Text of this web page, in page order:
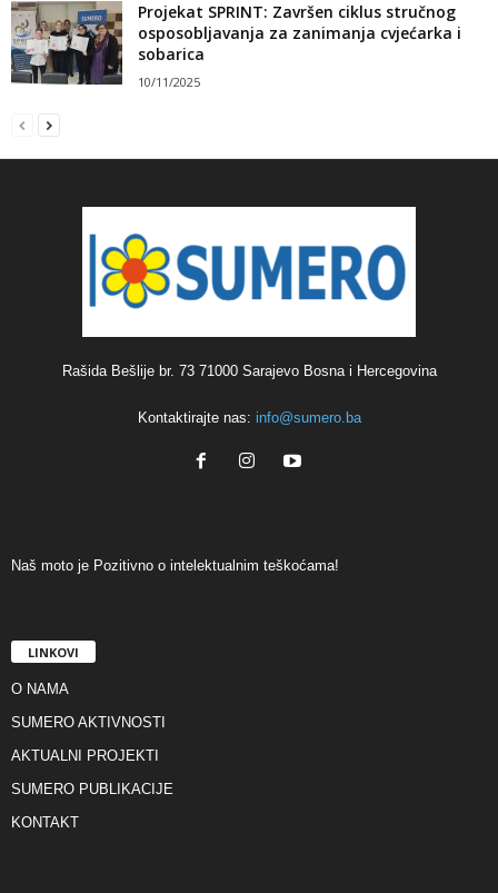
Projekat SPRINT: Završen ciklus stručnog
osposobljavanja za zanimanja cvjećarka i
sobarica
10/11/2025
Rašida Bešlije br. 73 71000 Sarajevo Bosna i Hercegovina
Kontaktirajte nas: info@sumero.ba
Naš moto je Pozitivno o intelektualnim teškoćama!
LINKOVI
O NAMA
SUMERO AKTIVNOSTI
AKTUALNI PROJEKTI
SUMERO PUBLIKACIJE
KONTAKT